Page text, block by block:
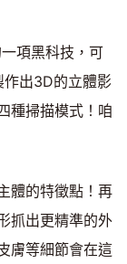
項黑科技，可
出3D的立體影
種掃描模式！咱
體的特徵點！再
抓出更精準的外
膚等細節會在這